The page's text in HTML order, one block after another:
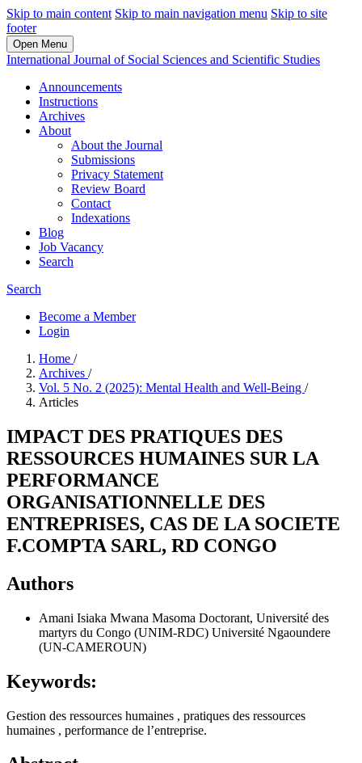
Skip to main content Skip to main navigation menu Skip to site
footer
Open Menu
International Journal of Social Sciences and Scientific Studies
Announcements
Instructions
Archives
About
About the Journal
Submissions
Privacy Statement
Review Board
Contact
Indexations
Blog
Job Vacancy
Search
Search
Become a Member
Login
Home /
Archives /
Vol. 5 No. 2 (2025): Mental Health and Well-Being /
Articles
IMPACT DES PRATIQUES DES
RESSOURCES HUMAINES SUR LA
PERFORMANCE
ORGANISATIONNELLE DES
ENTREPRISES, CAS DE LA SOCIETE
F.COMPTA SARL, RD CONGO
Authors
Amani Isiaka Mwana Masoma Doctorant, Université des
martyrs du Congo (UNIM-RDC) Université Ngaoundere
(UN-CAMEROUN)
Keywords:
Gestion des ressources humaines , pratiques des ressources
humaines , performance de l’entreprise.